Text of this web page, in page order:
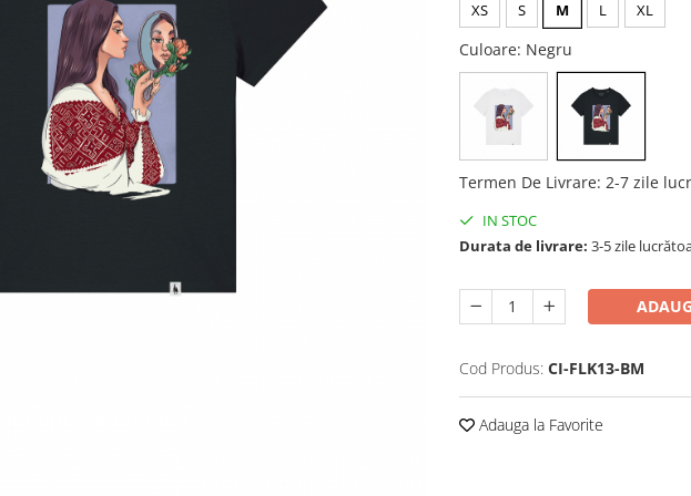
XS S M L XL
Culoare: Negru
Termen De Livrare: 2-7 zile
IN STOC
Durata de livrare: 3-5 zile
Cod Produs: CI-FLK13-BM
Adauga la Favorite